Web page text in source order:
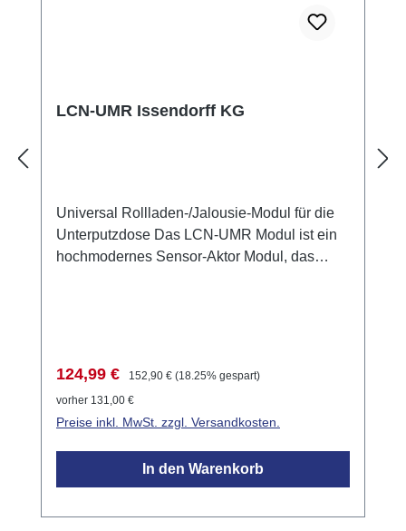
LCN-UMR Issendorff KG
Universal Rollladen-/Jalousie-Modul für die
Unterputzdose Das LCN-UMR Modul ist ein
hochmodernes Sensor-Aktor Modul, das
Nennspannung von 230V. Das Modul ist
ideal für die Integration in Unterputzdosen
und ermöglicht eine einfache Installation und
Inbetriebnahme. Anschluss
Versorgungsspannung: 230V AC ±15%,
50/60Hz (110V AC lieferbar)
Litzen mit Aderendhülse 0,75mm² Anschluss
Verkaufspreis:
124,99 € Regulärer Preis:
152,90 € (18.25% gespart)
vorher 131,00 €
Preise inkl. MwSt. zzgl. Versandkosten.
In den Warenkorb